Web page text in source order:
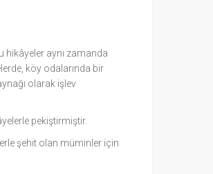
hikâyeler aynı zamanda
köy odalarında bir
olarak işlev
pekiştirmiştir.
şehit olan müminler için